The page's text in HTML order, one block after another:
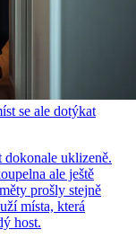
se ale dotýkat
uklizeně.
ale ještě
prošly stejně
místa, která
host.